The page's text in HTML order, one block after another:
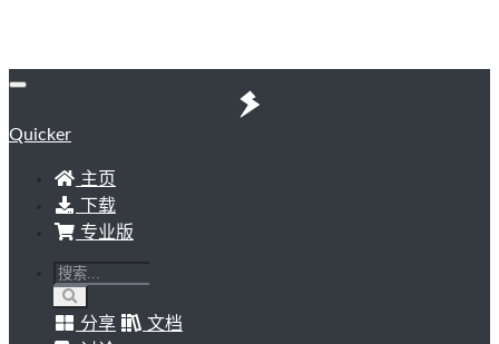
Quicker
主页
下载
专业版
分享
文档